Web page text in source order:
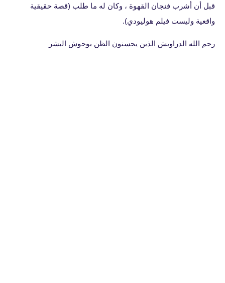
قبل أن أشرب فنجان القهوة ، وكان له ما طلب (قصة حقيقية
واقعية وليست فيلم هوليودي).
رحم الله الدراويش الذين يحسنون الظن بوحوش البشر